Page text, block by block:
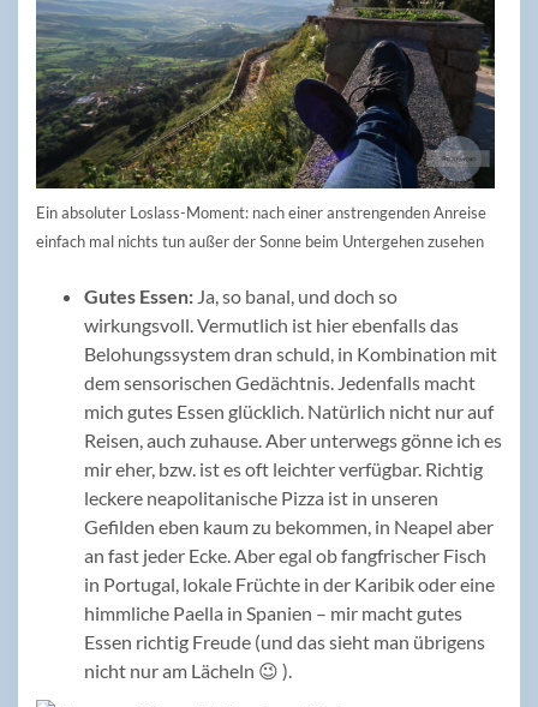
Ein absoluter Loslass-Moment: nach einer anstrengenden Anreise
einfach mal nichts tun außer der Sonne beim Untergehen zusehen
Gutes Essen: Ja, so banal, und doch so
wirkungsvoll. Vermutlich ist hier ebenfalls das
Belohungssystem dran schuld, in Kombination mit
dem sensorischen Gedächtnis. Jedenfalls macht
mich gutes Essen glücklich. Natürlich nicht nur auf
Reisen, auch zuhause. Aber unterwegs gönne ich es
mir eher, bzw. ist es oft leichter verfügbar. Richtig
leckere neapolitanische Pizza ist in unseren
Gefilden eben kaum zu bekommen, in Neapel aber
an fast jeder Ecke. Aber egal ob fangfrischer Fisch
in Portugal, lokale Früchte in der Karibik oder eine
himmliche Paella in Spanien – mir macht gutes
Essen richtig Freude (und das sieht man übrigens
nicht nur am Lächeln 😉 ).